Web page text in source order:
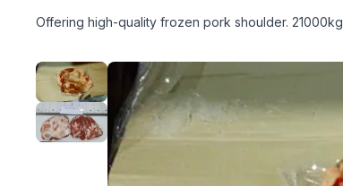
Offering high-quality frozen pork shoulder. 21000kg